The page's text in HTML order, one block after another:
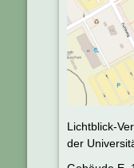
Lichtblick-
der